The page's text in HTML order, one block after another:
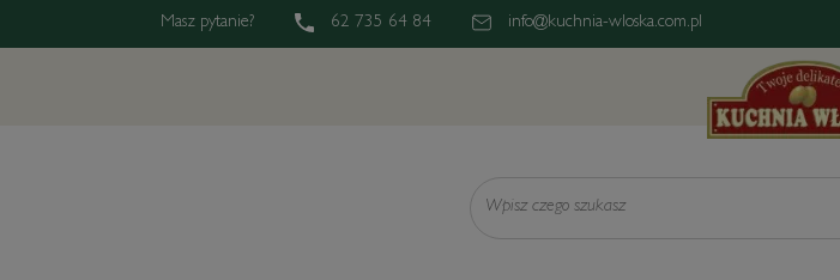
Masz pytanie? 62 735 64 84 info@kuchnia-wloska.com.pl